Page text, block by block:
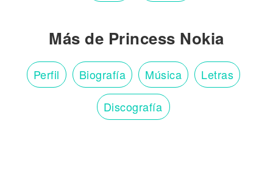
Más de Princess Nokia
Perfil Biografía Música Letras
Discografía